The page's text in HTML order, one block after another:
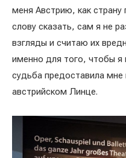
меня Австрию, как
слову сказать, сам я не
взгляды и считаю их
именно для того, чтобы я
судьба предоставила
австрийском Линце.